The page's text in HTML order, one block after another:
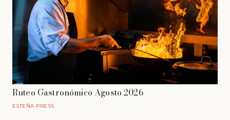
Ruteo Gastronómico Agosto 2026
ESTEÑA PRESS